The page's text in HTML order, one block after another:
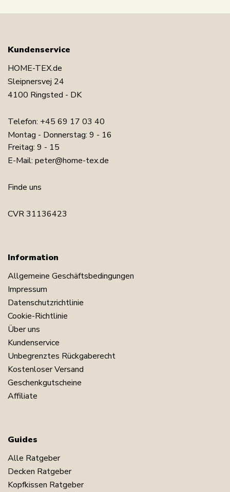
Kundenservice
HOME-TEX.de
Sleipnersvej 24
4100 Ringsted - DK
Telefon: +45 69 17 03 40
Montag - Donnerstag: 9 - 16
Freitag: 9 - 15
E-Mail: peter@home-tex.de
Finde uns
CVR 31136423
Information
Allgemeine Geschäftsbedingungen
Impressum
Datenschutzrichtlinie
Cookie-Richtlinie
Über uns
Kundenservice
Unbegrenztes Rückgaberecht
Kostenloser Versand
Geschenkgutscheine
Affiliate
Guides
Alle Ratgeber
Decken Ratgeber
Kopfkissen Ratgeber